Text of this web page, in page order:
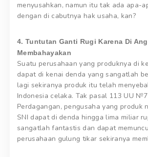
menyusahkan, namun itu tak ada apa-
dengan di cabutnya hak usaha, kan?
4. Tuntutan Ganti Rugi Karena Di
Membahayakan
Suatu perusahaan yang produknya di
dapat di kenai denda yang sangatlah
lagi sekiranya produk itu telah
Indonesia celaka. Tak pasal 113 UU
Perdagangan, pengusaha yang produk
SNI dapat di denda hingga lima miliar
sangatlah fantastis dan dapat
perusahaan gulung tikar sekiranya